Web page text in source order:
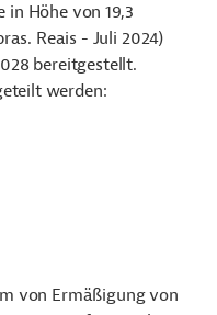
Höhe von 19,3
Reais - Juli 2024)
bereitgestellt.
werden:
von Ermäßigung von